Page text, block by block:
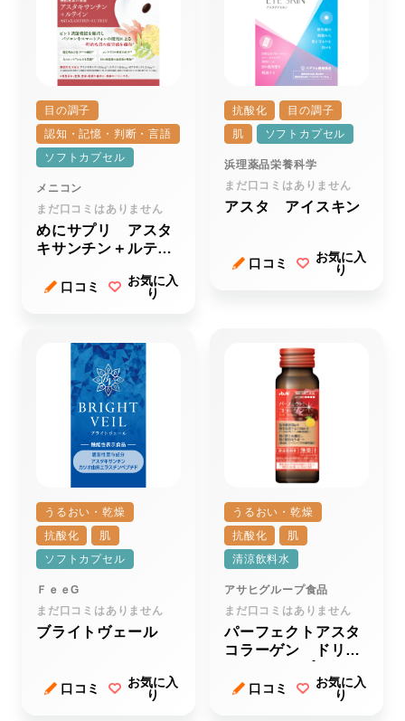
目の調子
認知・記憶・判断・言語
ソフトカプセル
メニコン
まだ口コミはありません
めにサプリ アスタ
キサンチン＋ルテイ
口コミ
お気に入
り
抗酸化
目の調子
肌
ソフトカプセル
浜理薬品栄養科学
まだ口コミはありません
アスタ アイスキン
口コミ
お気に入
り
うるおい・乾燥
抗酸化
肌
ソフトカプセル
ＦｅｅG
まだ口コミはありません
ブライトヴェール
口コミ
お気に入
り
うるおい・乾燥
抗酸化
肌
清涼飲料水
アサヒグループ食品
まだ口コミはありません
パーフェクトアスタ
コラーゲン ドリン
ａ
口コミ
お気に入
り